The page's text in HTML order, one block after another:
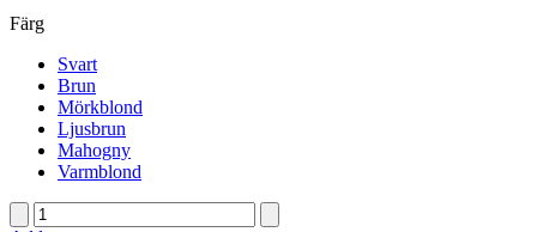
Färg
Svart
Brun
Mörkblond
Ljusbrun
Mahogny
Varmblond
Loreal